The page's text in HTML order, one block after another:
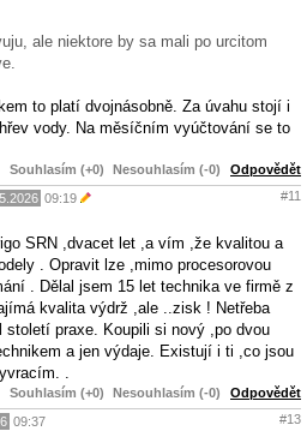
ale niektore by sa mali po urcitom
to platí dvojnásobně. Za úvahu stojí i
vody. Na měsíčním vyúčtování se to
Souhlasím (+0) Nesouhlasím (-0) Odpovědět
09:19 #11
SRN ,dvacet let ,a vím ,že kvalitou a
. Opravit lze ,mimo procesorovou
. Dělal jsem 15 let technika ve firmě z
kvalita výdrž ,ale ..zisk ! Netřeba
století praxe. Koupili si nový ,po dvou
a jen výdaje. Existují i ti ,co jsou
.
Souhlasím (+0) Nesouhlasím (-0) Odpovědět
09:37 #13